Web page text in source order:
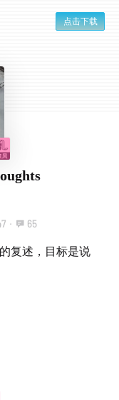
点击下载
· 65
复述，目标是说